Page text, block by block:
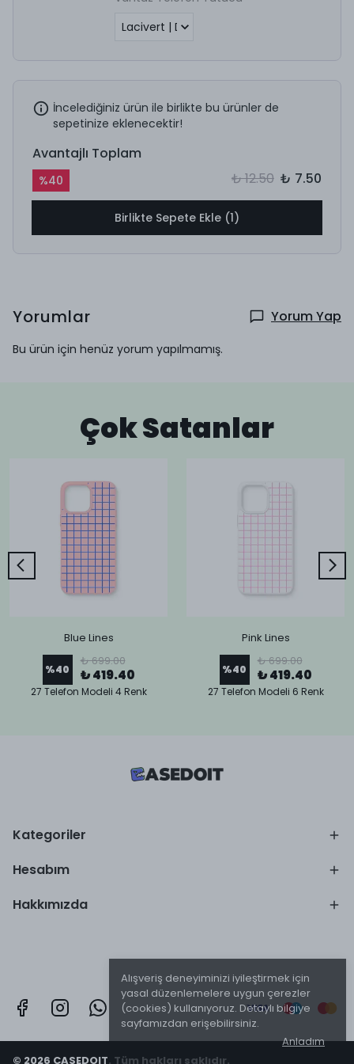
Alışveriş deneyiminizi iyileştirmek için
yasal düzenlemelere uygun çerezler
(cookies) kullanıyoruz. Detaylı bilgiye
sayfamızdan erişebilirsiniz.
Anladım
İncelediğiniz ürün ile birlikte bu ürünler de
sepetinize eklenecektir!
Avantajlı Toplam
%40 ₺ 12.50 ₺ 7.50
Birlikte Sepete Ekle (1)
Yorumlar Yorum Yap
Bu ürün için henüz yorum yapılmamış.
Çok Satanlar
Blue Lines
%40
₺ 699.00
₺ 419.40
27 Telefon Modeli 4 Renk
Pink Lines
%40
₺ 699.00
₺ 419.40
27 Telefon Modeli 6 Renk
Kategoriler
Hesabım
Hakkımızda
© 2026 CASEDOIT. Tüm hakları saklıdır.